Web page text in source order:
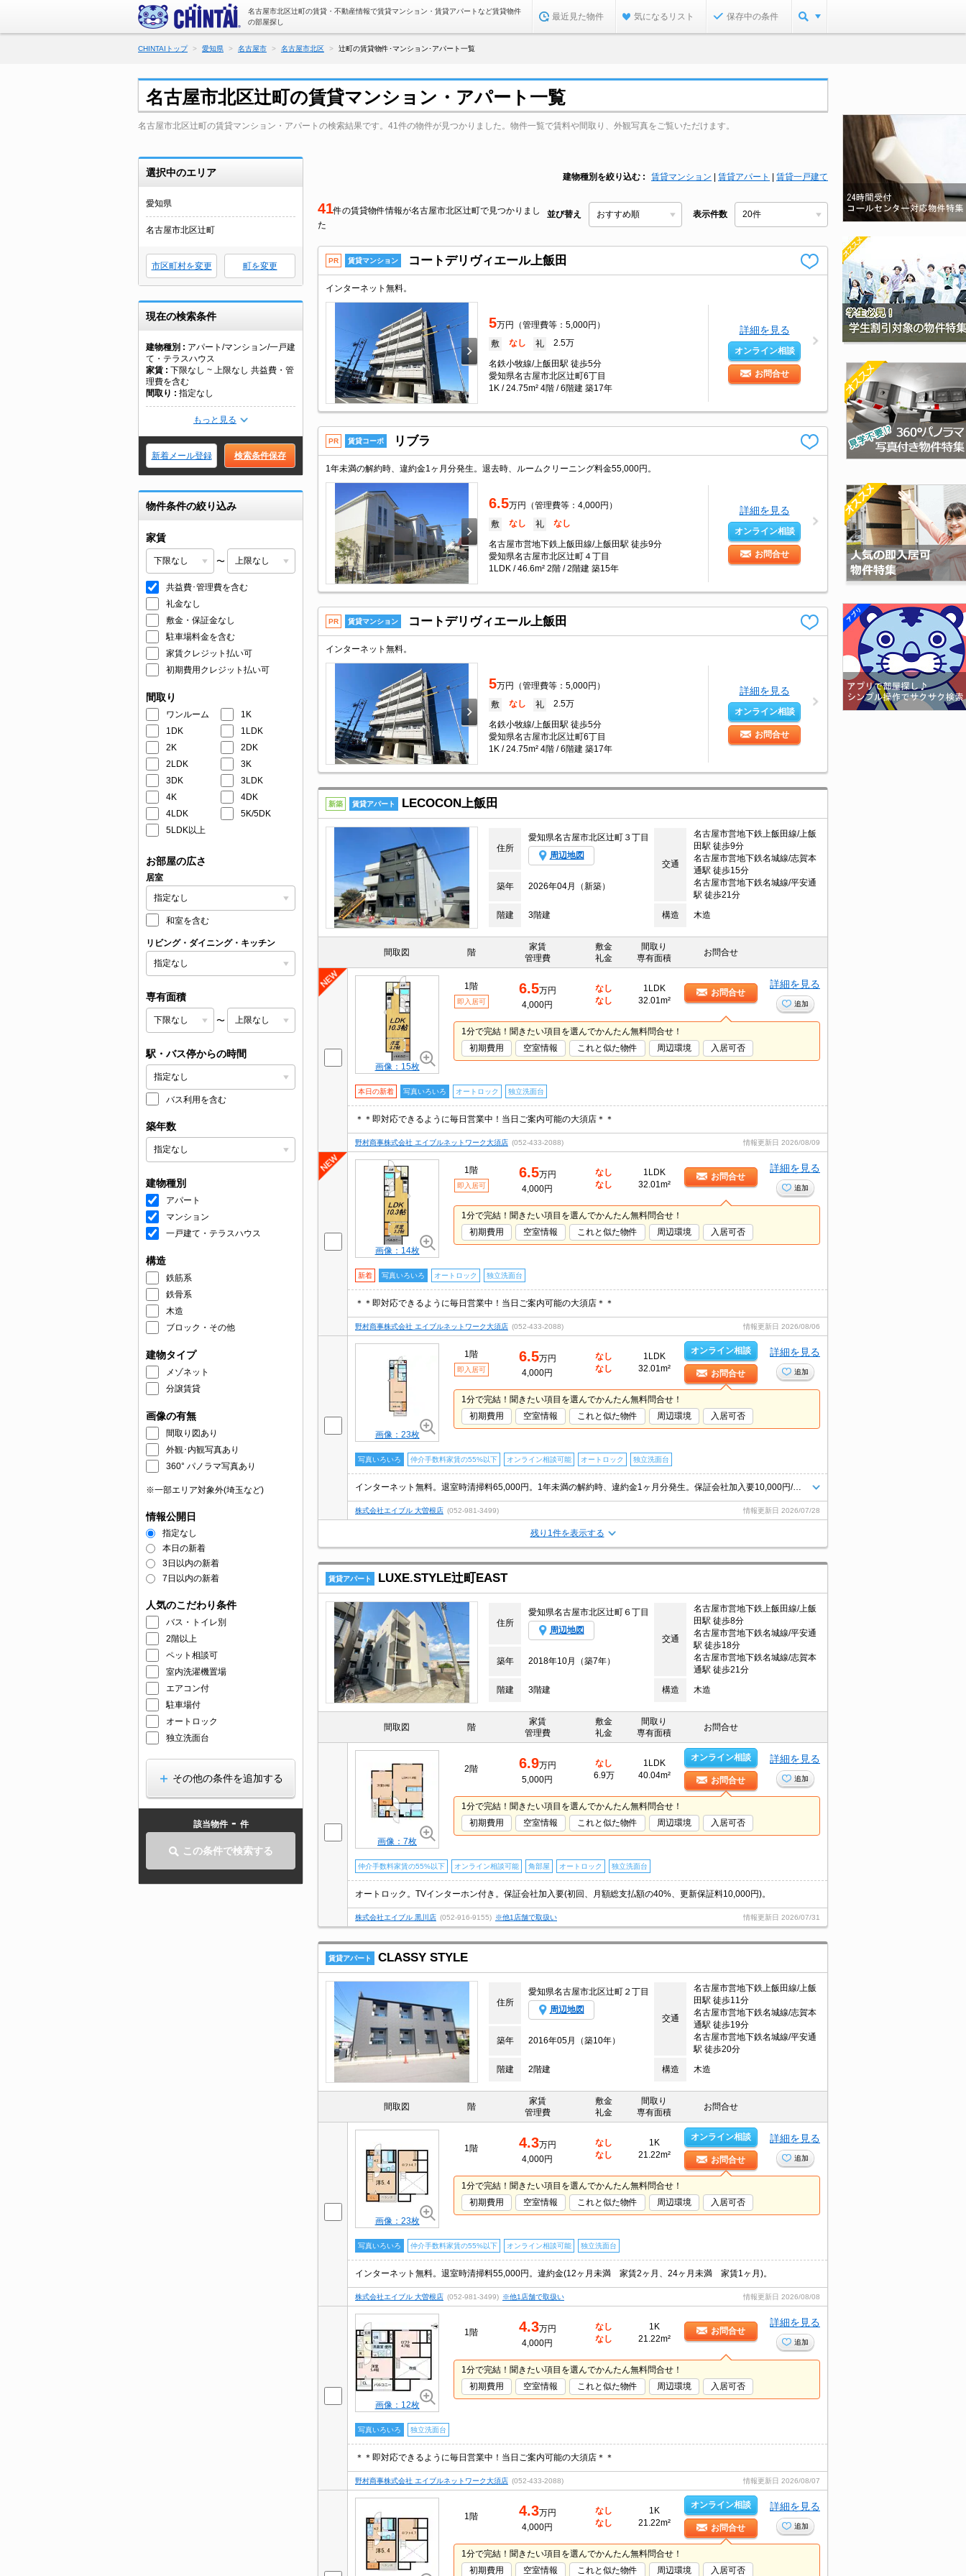
名古屋市北区辻町の賃貸・不動産情報で賃貸マンション・賃貸アパートなど賃貸物件
の部屋探し
最近見た物件 気になるリスト 保存中の条件
CHINTAIトップ 愛知県 名古屋市 名古屋市北区 辻町の賃貸物件･マンション･アパート一覧
名古屋市北区辻町の賃貸マンション・アパート一覧
名古屋市北区辻町の賃貸マンション・アパートの検索結果です。41件の物件が見つかりました。物件一覧で賃料や間取り、外観写真をご覧いただけます。
選択中のエリア
愛知県
名古屋市北区辻町
市区町村を変更 町を変更
現在の検索条件
建物種別
アパート/マンション/一戸建
て・テラスハウス
家賃
下限なし ~ 上限なし 共益費・管
理費を含む
間取り
指定なし
もっと見る
新着メール登録 検索条件保存
物件条件の絞り込み
家賃
〜
共益費･管理費を含む
礼金なし
敷金・保証金なし
駐車場料金を含む
家賃クレジット払い可
初期費用クレジット払い可
間取り
ワンルーム
1K
1DK
1LDK
2K
2DK
2LDK
3K
3DK
3LDK
4K
4DK
4LDK
5K/5DK
5LDK以上
お部屋の広さ
居室
和室を含む
リビング・ダイニング・キッチン
専有面積
〜
駅・バス停からの時間
バス利用を含む
築年数
建物種別
アパート
マンション
一戸建て・テラスハウス
構造
鉄筋系
鉄骨系
木造
ブロック・その他
建物タイプ
メゾネット
分譲賃貸
画像の有無
間取り図あり
外観･内観写真あり
360° パノラマ写真あり
※一部エリア対象外(埼玉など)
情報公開日
指定なし
本日の新着
3日以内の新着
7日以内の新着
人気のこだわり条件
バス・トイレ別
2階以上
ペット相談可
室内洗濯機置場
エアコン付
駐車場付
オートロック
独立洗面台
その他の条件を追加する
該当物件 - 件
この条件で検索する
建物種別を絞り込む 賃貸マンション 賃貸アパート 賃貸一戸建て
41件の賃貸物件情報が名古屋市北区辻町で見つかりまし
た
並び替え 表示件数
PR 賃貸マンション コートデリヴィエール上飯田
インターネット無料。
5万円（管理費等：5,000円）
敷 なし 礼 2.5万
名鉄小牧線/上飯田駅 徒歩5分
愛知県名古屋市北区辻町6丁目
1K / 24.75m² 4階 / 6階建 築17年
詳細を見る
オンライン相談
お問合せ
PR 賃貸コーポ リブラ
1年未満の解約時、違約金1ヶ月分発生。退去時、ルームクリーニング料金55,000円。
6.5万円（管理費等：4,000円）
敷 なし 礼 なし
名古屋市営地下鉄上飯田線/上飯田駅 徒歩9分
愛知県名古屋市北区辻町４丁目
1LDK / 46.6m² 2階 / 2階建 築15年
詳細を見る
オンライン相談
お問合せ
PR 賃貸マンション コートデリヴィエール上飯田
インターネット無料。
5万円（管理費等：5,000円）
敷 なし 礼 2.5万
名鉄小牧線/上飯田駅 徒歩5分
愛知県名古屋市北区辻町6丁目
1K / 24.75m² 4階 / 6階建 築17年
詳細を見る
オンライン相談
お問合せ
新築 賃貸アパート LECOCON上飯田
住所
愛知県名古屋市北区辻町３丁目
周辺地図
交通
名古屋市営地下鉄上飯田線/上飯
田駅 徒歩9分
名古屋市営地下鉄名城線/志賀本
通駅 徒歩15分
名古屋市営地下鉄名城線/平安通
駅 徒歩21分
築年 2026年04月（新築）
階建 3階建 構造 木造
間取図 階
家賃
管理費
敷金
礼金
間取り
専有面積
お問合せ
画像：15枚
1階
即入居可
6.5万円
4,000円
なし
なし
1LDK
32.01m²
お問合せ
詳細を見る
追加
1分で完結！聞きたい項目を選んでかんたん無料問合せ！
初期費用
空室情報 これと似た物件 周辺環境 入居可否
本日の新着 写真いろいろ オートロック 独立洗面台
＊＊即対応できるように毎日営業中！当日ご案内可能の大須店＊＊
野村商事株式会社 エイブルネットワーク大須店 (052-433-2088) 情報更新日 2026/08/09
画像：14枚
1階
即入居可
6.5万円
4,000円
なし
なし
1LDK
32.01m²
お問合せ
詳細を見る
追加
1分で完結！聞きたい項目を選んでかんたん無料問合せ！
初期費用
空室情報 これと似た物件 周辺環境 入居可否
新着 写真いろいろ オートロック 独立洗面台
＊＊即対応できるように毎日営業中！当日ご案内可能の大須店＊＊
野村商事株式会社 エイブルネットワーク大須店 (052-433-2088) 情報更新日 2026/08/06
画像：23枚
1階
即入居可
6.5万円
4,000円
なし
なし
1LDK
32.01m²
オンライン相談
お問合せ
詳細を見る
追加
1分で完結！聞きたい項目を選んでかんたん無料問合せ！
初期費用
空室情報 これと似た物件 周辺環境 入居可否
写真いろいろ 仲介手数料家賃の55%以下 オンライン相談可能 オートロック 独立洗面台
インターネット無料。退室時清掃料65,000円。1年未満の解約時、違約金1ヶ月分発生。保証会社加入要10,000円/1年。
株式会社エイブル 大曽根店 (052-981-3499) 情報更新日 2026/07/28
残り1件を表示する
賃貸アパート LUXE.STYLE辻町EAST
住所
愛知県名古屋市北区辻町６丁目
周辺地図
交通
名古屋市営地下鉄上飯田線/上飯
田駅 徒歩8分
名古屋市営地下鉄名城線/平安通
駅 徒歩18分
名古屋市営地下鉄名城線/志賀本
通駅 徒歩21分
築年 2018年10月（築7年）
階建 3階建 構造 木造
間取図 階
家賃
管理費
敷金
礼金
間取り
専有面積
お問合せ
画像：7枚
2階 6.9万円
5,000円
なし
6.9万
1LDK
40.04m²
オンライン相談
お問合せ
詳細を見る
追加
1分で完結！聞きたい項目を選んでかんたん無料問合せ！
初期費用
空室情報 これと似た物件 周辺環境 入居可否
仲介手数料家賃の55%以下 オンライン相談可能 角部屋 オートロック 独立洗面台
オートロック。TVインターホン付き。保証会社加入要(初回、月額総支払額の40%、更新保証料10,000円)。
株式会社エイブル 黒川店 (052-916-9155) ※他1店舗で取扱い 情報更新日 2026/07/31
賃貸アパート CLASSY STYLE
住所
愛知県名古屋市北区辻町２丁目
周辺地図
交通
名古屋市営地下鉄上飯田線/上飯
田駅 徒歩11分
名古屋市営地下鉄名城線/志賀本
通駅 徒歩19分
名古屋市営地下鉄名城線/平安通
駅 徒歩20分
築年 2016年05月（築10年）
階建 2階建 構造 木造
間取図 階
家賃
管理費
敷金
礼金
間取り
専有面積
お問合せ
画像：23枚
1階 4.3万円
4,000円
なし
なし
1K
21.22m²
オンライン相談
お問合せ
詳細を見る
追加
1分で完結！聞きたい項目を選んでかんたん無料問合せ！
初期費用
空室情報 これと似た物件 周辺環境 入居可否
写真いろいろ 仲介手数料家賃の55%以下 オンライン相談可能 独立洗面台
インターネット無料。退室時清掃料55,000円。違約金(12ヶ月未満 家賃2ヶ月、24ヶ月未満 家賃1ヶ月)。
株式会社エイブル 大曽根店 (052-981-3499) ※他1店舗で取扱い 情報更新日 2026/08/08
画像：12枚
1階 4.3万円
4,000円
なし
なし
1K
21.22m²
お問合せ
詳細を見る
追加
1分で完結！聞きたい項目を選んでかんたん無料問合せ！
初期費用
空室情報 これと似た物件 周辺環境 入居可否
写真いろいろ 独立洗面台
＊＊即対応できるように毎日営業中！当日ご案内可能の大須店＊＊
野村商事株式会社 エイブルネットワーク大須店 (052-433-2088) 情報更新日 2026/08/07
1階 4.3万円
4,000円
なし
なし
1K
21.22m²
オンライン相談
お問合せ
詳細を見る
追加
1分で完結！聞きたい項目を選んでかんたん無料問合せ！
初期費用
空室情報 これと似た物件 周辺環境 入居可否